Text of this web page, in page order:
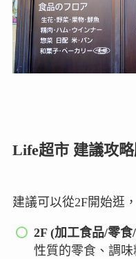
Life超市 建議攻
建議可以從2F開始逛
2F (加工食品/零食
性質的零食、調味